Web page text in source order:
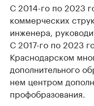
С 2014-го по 2023
коммерческих
инженера,
С 2017-го по 2023
Краснодарском
дополнительного
нем центром
профобразования.